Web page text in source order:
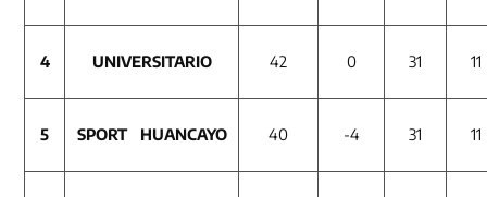
4 UNIVERSITARIO 42 0 31 11
5 SPORT HUANCAYO 40 -4 31 11